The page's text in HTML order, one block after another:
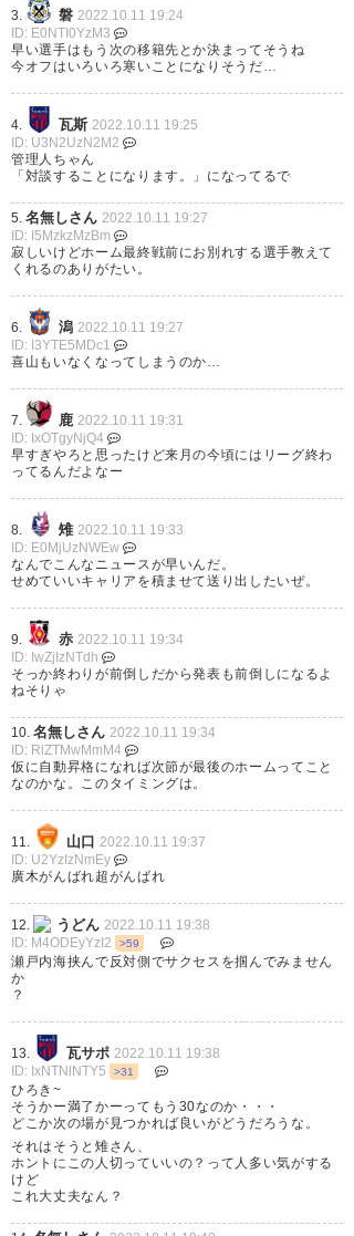
満了をなかなかすぐに受け止め
ることはできんね。
— も え (_O9I44I_)2022, 10月
10
もう契約満了リリースの時期
か… そしてそのメンバーよ…
— かんじくつー (kanjikuver3)
2022, 10月 10
岡山、場合によっては自動昇格
もある状況で契約満了のリリー
ス…なんだかなー。
— はっとのみーさん
(hatto_no_mi_3)2022, 10月 10
契約満了リリース第一号は岡山
ですか…大事な試合残ってるけ
どどうなんだろう……
— も (grmrrrd25)2022, 10月
10
つらいよな。 契約満了から移籍
先決まらずひっそりと引退とか
なると余計ね。
— うっちー (tomoki1818)
2022, 10月 10
183U-名無しさん 2022/10/10(月) 10:59:15 8/D9R/HPd1010
関戸王子の後は誰がスーツ披露のモデルになるかだ
な
佐野がいるなら佐野か。男前やし
185U-名無しさん 2022/10/10(月) 11:33:29 /Nd/jJzBF1010
さすがに外人取りすぎて資金不足かな
出場機会の割に年俸は高いメンツだからな
サイトウさんはゴールへのエゴイストが無さすぎて
な
関戸はルーキー頃可能性感じたんだが
4人長年ありがとうございました
194 U-名無しさん2022/10/10(月) 12:49:10 069FgjAv01010
この時期に発表されることってあるんだね。
シーズン終盤になったらあり得る話なのかい？
3. 磐 2022.10.11 19:24
ID: E0NTI0YzM3
早い選手はもう次の移籍先とか決まってそうね
今オフはいろいろ寒いことになりそうだ…
4. 瓦斯 2022.10.11 19:25
ID: U3N2UzN2M2
管理人ちゃん
「対談することになります。」になってるで
5. 名無しさん 2022.10.11 19:27
ID: I5MzkzMzBm
寂しいけどホーム最終戦前にお別れする選手教えて
くれるのありがたい。
6. 潟 2022.10.11 19:27
ID: I3YTE5MDc1
喜山もいなくなってしまうのか…
7. 鹿 2022.10.11 19:31
ID: IxOTgyNjQ4
早すぎやろと思ったけど来月の今頃にはリーグ終わ
ってるんだよなー
8. 雉 2022.10.11 19:33
ID: E0MjUzNWEw
なんでこんなニュースが早いんだ。
せめていいキャリアを積ませて送り出したいぜ。
9. 赤 2022.10.11 19:34
ID: IwZjIzNTdh
そっか終わりが前倒しだから発表も前倒しになるよ
ねそりゃ
10. 名無しさん 2022.10.11 19:34
ID: RlZTMwMmM4
仮に自動昇格になれば次節が最後のホームってこと
なのかな。このタイミングは。
11. 山口 2022.10.11 19:37
ID: U2YzIzNmEy
廣木がんばれ超がんばれ
12. うどん 2022.10.11 19:38
ID: M4ODEyYzI2
>59
瀬戸内海挟んで反対側でサクセスを掴んでみません
か
？
13. 瓦サポ 2022.10.11 19:38
ID: IxNTNlNTY5
>31
ひろき~
そうかー満了かーってもう30なのか・・・
どこか次の場が見つかれば良いがどうだろうな。
それはそうと雉さん、
ホントにこの人切っていいの？って人多い気がする
けど
これ大丈夫なん？